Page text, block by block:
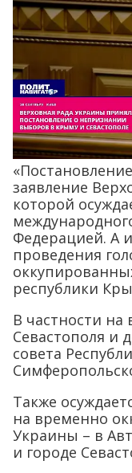
заявление
которой
Федерацией. А
проведения
республики
В частности на
Севастополя и
совета
Также
на временно
Украины – в
и городе